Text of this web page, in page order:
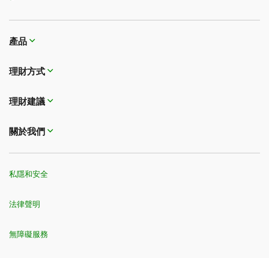
產品
理財方式​​​​​​​
理財建議
關於我們
私隱和安全
法律聲明
無障礙服務